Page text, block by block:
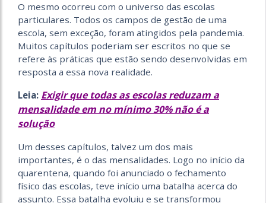
​O mesmo ocorreu com o universo das escolas
particulares. Todos os campos de gestão de uma
escola, sem exceção, foram atingidos pela pandemia.
Muitos capítulos poderiam ser escritos no que se
refere às práticas que estão sendo desenvolvidas em
resposta a essa nova realidade.
Leia: Exigir que todas as escolas reduzam a
mensalidade em no mínimo 30% não é a
solução
​Um desses capítulos, talvez um dos mais
importantes, é o das mensalidades. Logo no início da
quarentena, quando foi anunciado o fechamento
físico das escolas, teve início uma batalha acerca do
assunto. Essa batalha evoluiu e se transformou